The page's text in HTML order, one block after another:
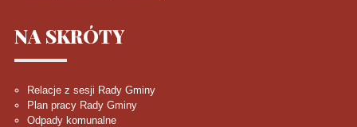
NA SKRÓTY
Relacje z sesji Rady Gminy
Plan pracy Rady Gminy
Odpady komunalne